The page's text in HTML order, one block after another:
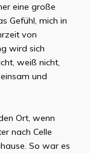
eine große
Gefühl, mich in
von
wird sich
weiß nicht,
und
Ort, wenn
nach Celle
So war es